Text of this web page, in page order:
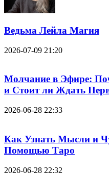
Ведьма Лейла Магия
2026-07-09 21:20
Молчание в Эфире:
и Стоит ли Ждать
2026-06-28 22:33
Как Узнать Мысли и
Помощью Таро
2026-06-28 22:32